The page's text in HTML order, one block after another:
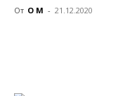
От О М - 21.12.2020